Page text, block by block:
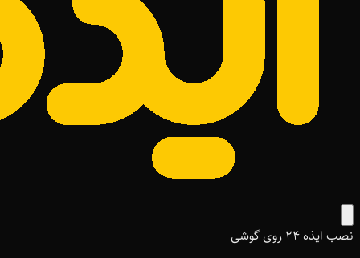
نصب ایذه ۲۴ روی گوشی